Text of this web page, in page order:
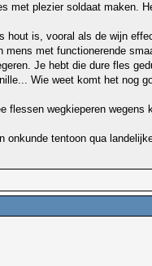
plezier soldaat maken.
is, vooral als de wijn
met functionerende
Je hebt die dure fles
Wie weet komt het nog
wegkieperen
tentoon qua